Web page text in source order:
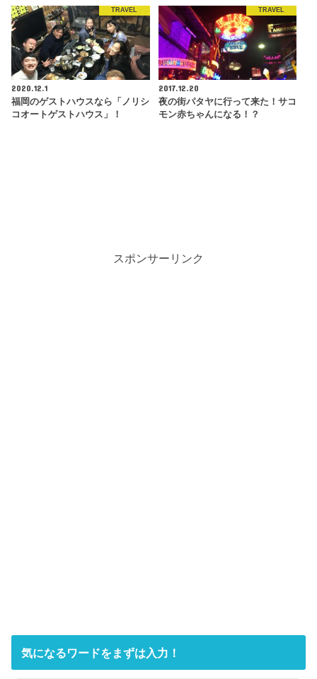
TRAVEL
2020.12.1
福岡のゲストハウスなら「ノリシ
コオートゲストハウス」！
TRAVEL
2017.12.20
夜の街パタヤに行って来た！サコ
モン赤ちゃんになる！？
スポンサーリンク
気になるワードをまずは入力！